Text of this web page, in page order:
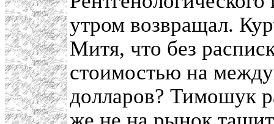
утром возвращал.
Митя, что без
стоимостью на
долларов? Тимошук